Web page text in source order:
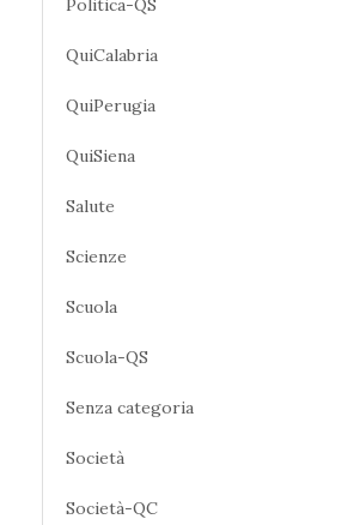
Politica-QS
QuiCalabria
QuiPerugia
QuiSiena
Salute
Scienze
Scuola
Scuola-QS
Senza categoria
Società
Società-QC